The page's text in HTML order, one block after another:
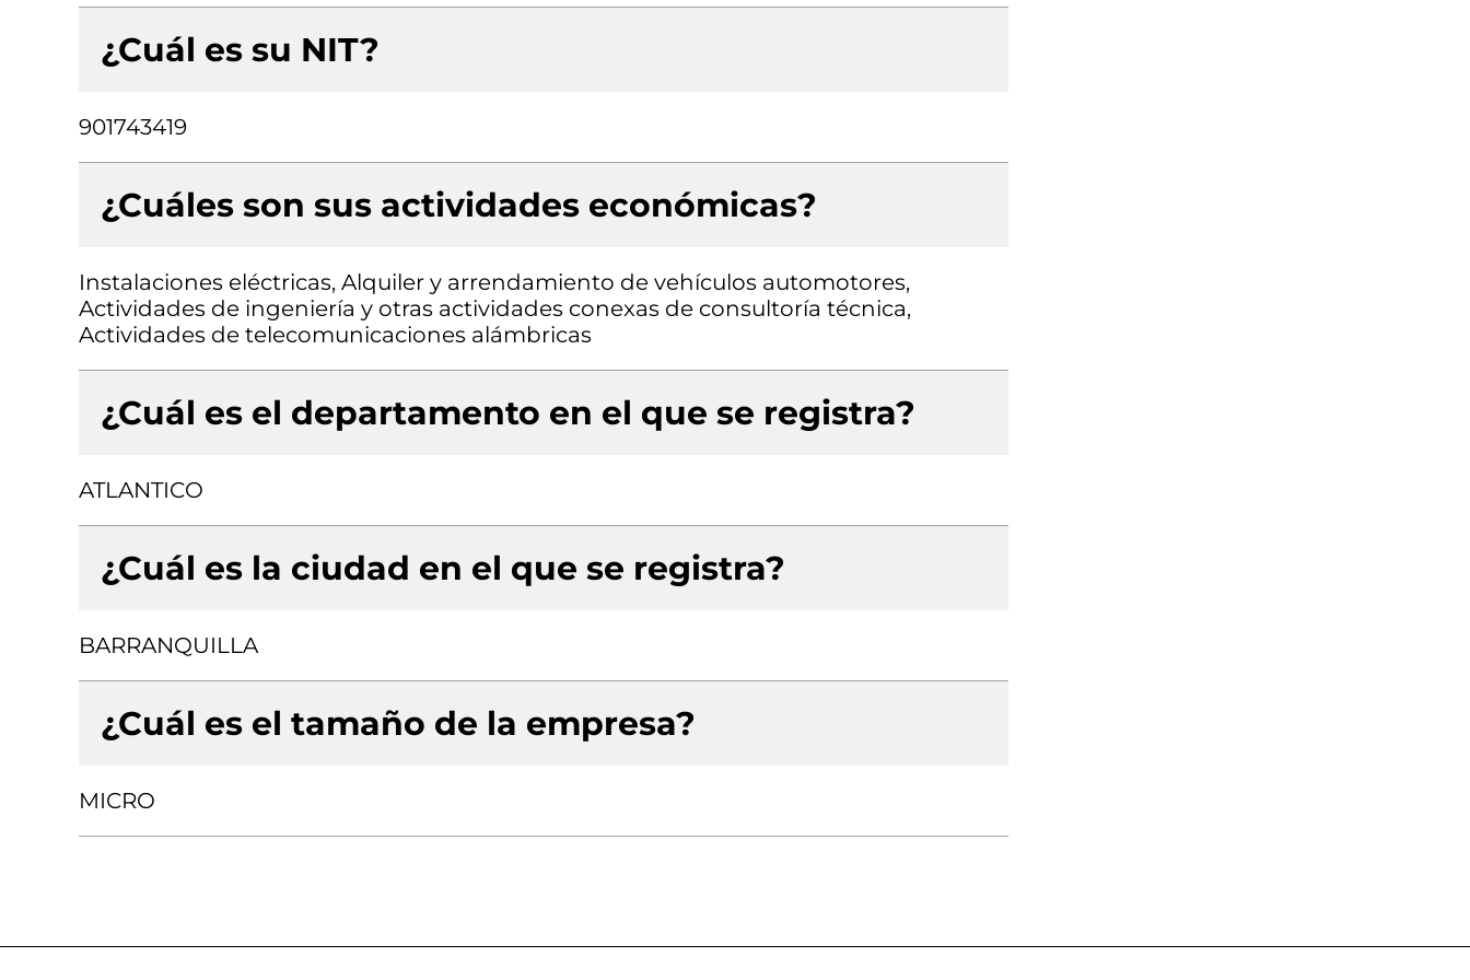
¿Cuál es su NIT?
901743419
¿Cuáles son sus actividades económicas?
Instalaciones eléctricas, Alquiler y arrendamiento de vehículos automotores,
Actividades de ingeniería y otras actividades conexas de consultoría técnica,
Actividades de telecomunicaciones alámbricas
¿Cuál es el departamento en el que se registra?
ATLANTICO
¿Cuál es la ciudad en el que se registra?
BARRANQUILLA
¿Cuál es el tamaño de la empresa?
MICRO